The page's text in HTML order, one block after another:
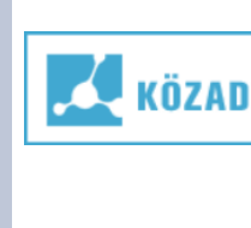
Választási
Felsőrajk